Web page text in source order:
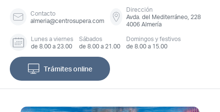
Contacto
almeria@centrosupera.com
Dirección
Avda. del Mediterráneo, 228
4006 Almería
Lunes a viernes
de 8.00 a 23.00
Sábados
de 8.00 a 21.00
Domingos y festivos
de 8.00 a 15.00
Trámites online